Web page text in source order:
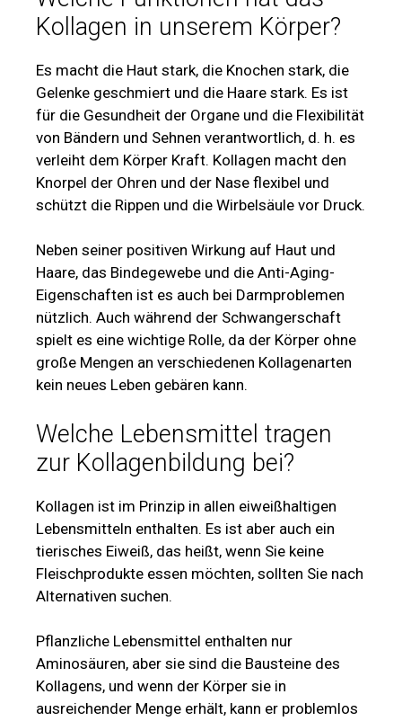
Kollagen in unserem Körper?
Es macht die Haut stark, die Knochen stark, die
Gelenke geschmiert und die Haare stark. Es ist
für die Gesundheit der Organe und die Flexibilität
von Bändern und Sehnen verantwortlich, d. h. es
verleiht dem Körper Kraft. Kollagen macht den
Knorpel der Ohren und der Nase flexibel und
schützt die Rippen und die Wirbelsäule vor Druck.
Neben seiner positiven Wirkung auf Haut und
Haare, das Bindegewebe und die Anti-Aging-
Eigenschaften ist es auch bei Darmproblemen
nützlich. Auch während der Schwangerschaft
spielt es eine wichtige Rolle, da der Körper ohne
große Mengen an verschiedenen Kollagenarten
kein neues Leben gebären kann.
Welche Lebensmittel tragen
zur Kollagenbildung bei?
Kollagen ist im Prinzip in allen eiweißhaltigen
Lebensmitteln enthalten. Es ist aber auch ein
tierisches Eiweiß, das heißt, wenn Sie keine
Fleischprodukte essen möchten, sollten Sie nach
Alternativen suchen.
Pflanzliche Lebensmittel enthalten nur
Aminosäuren, aber sie sind die Bausteine des
Kollagens, und wenn der Körper sie in
ausreichender Menge erhält, kann er problemlos